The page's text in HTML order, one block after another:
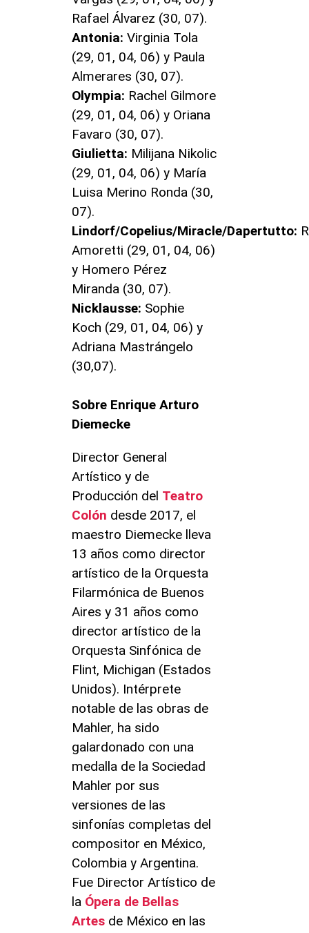
Rafael Álvarez (30, 07).
Antonia: Virginia Tola
(29, 01, 04, 06) y Paula
Almerares (30, 07).
Olympia: Rachel Gilmore
(29, 01, 04, 06) y Oriana
Favaro (30, 07).
Giulietta: Milijana Nikolic
(29, 01, 04, 06) y María
Luisa Merino Ronda (30,
07).
Lindorf/Copelius/Miracle/Dapertutto:
Amoretti (29, 01, 04, 06)
y Homero Pérez
Miranda (30, 07).
Nicklausse: Sophie
Koch (29, 01, 04, 06) y
Adriana Mastrángelo
(30,07).
Sobre Enrique Arturo
Diemecke
Director General
Artístico y de
Producción del Teatro
Colón desde 2017, el
maestro Diemecke lleva
13 años como director
artístico de la Orquesta
Filarmónica de Buenos
Aires y 31 años como
director artístico de la
Orquesta Sinfónica de
Flint, Michigan (Estados
Unidos). Intérprete
notable de las obras de
Mahler, ha sido
galardonado con una
medalla de la Sociedad
Mahler por sus
versiones de las
sinfonías completas del
compositor en México,
Colombia y Argentina.
Fue Director Artístico de
la Ópera de Bellas
Artes de México en las